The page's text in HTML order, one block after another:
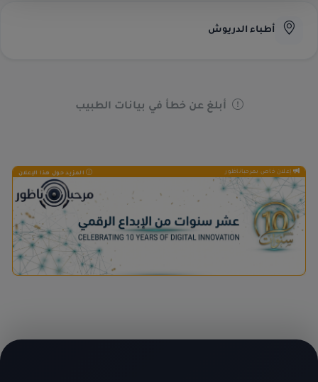
أطباء الدريوش
أبلغ عن خطأ في بيانات الطبيب
إعلان خاص بمرحباناظور المزيد حول هذا الإعلان